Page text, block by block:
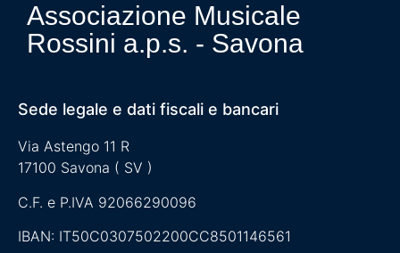
Associazione Musicale
Rossini a.p.s. - Savona
Sede legale e dati fiscali e bancari
Via Astengo 11 R
17100 Savona ( SV )
C.F. e P.IVA 92066290096
IBAN: IT50C0307502200CC8501146561